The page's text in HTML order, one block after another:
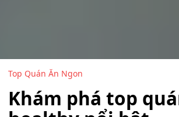
Top Quán Ăn Ngon
Khám phá top